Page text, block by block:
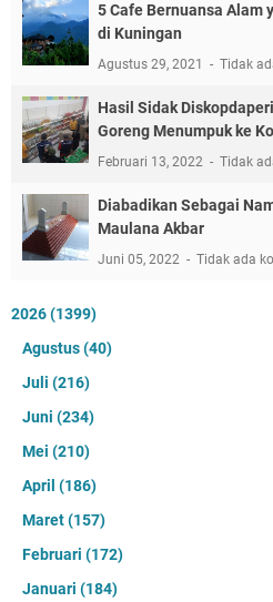
5 Cafe Bernuansa Alam
di Kuningan
Agustus 29, 2021 Tidak
Hasil Sidak
Goreng Menumpuk ke
Februari 13, 2022 Tidak
Diabadikan Sebagai
Maulana Akbar
Juni 05, 2022 Tidak ada
2026(1399)
Agustus(40)
Juli (216)
Juni (234)
Mei (210)
April (186)
Maret(157)
Februari (172)
Januari (184)